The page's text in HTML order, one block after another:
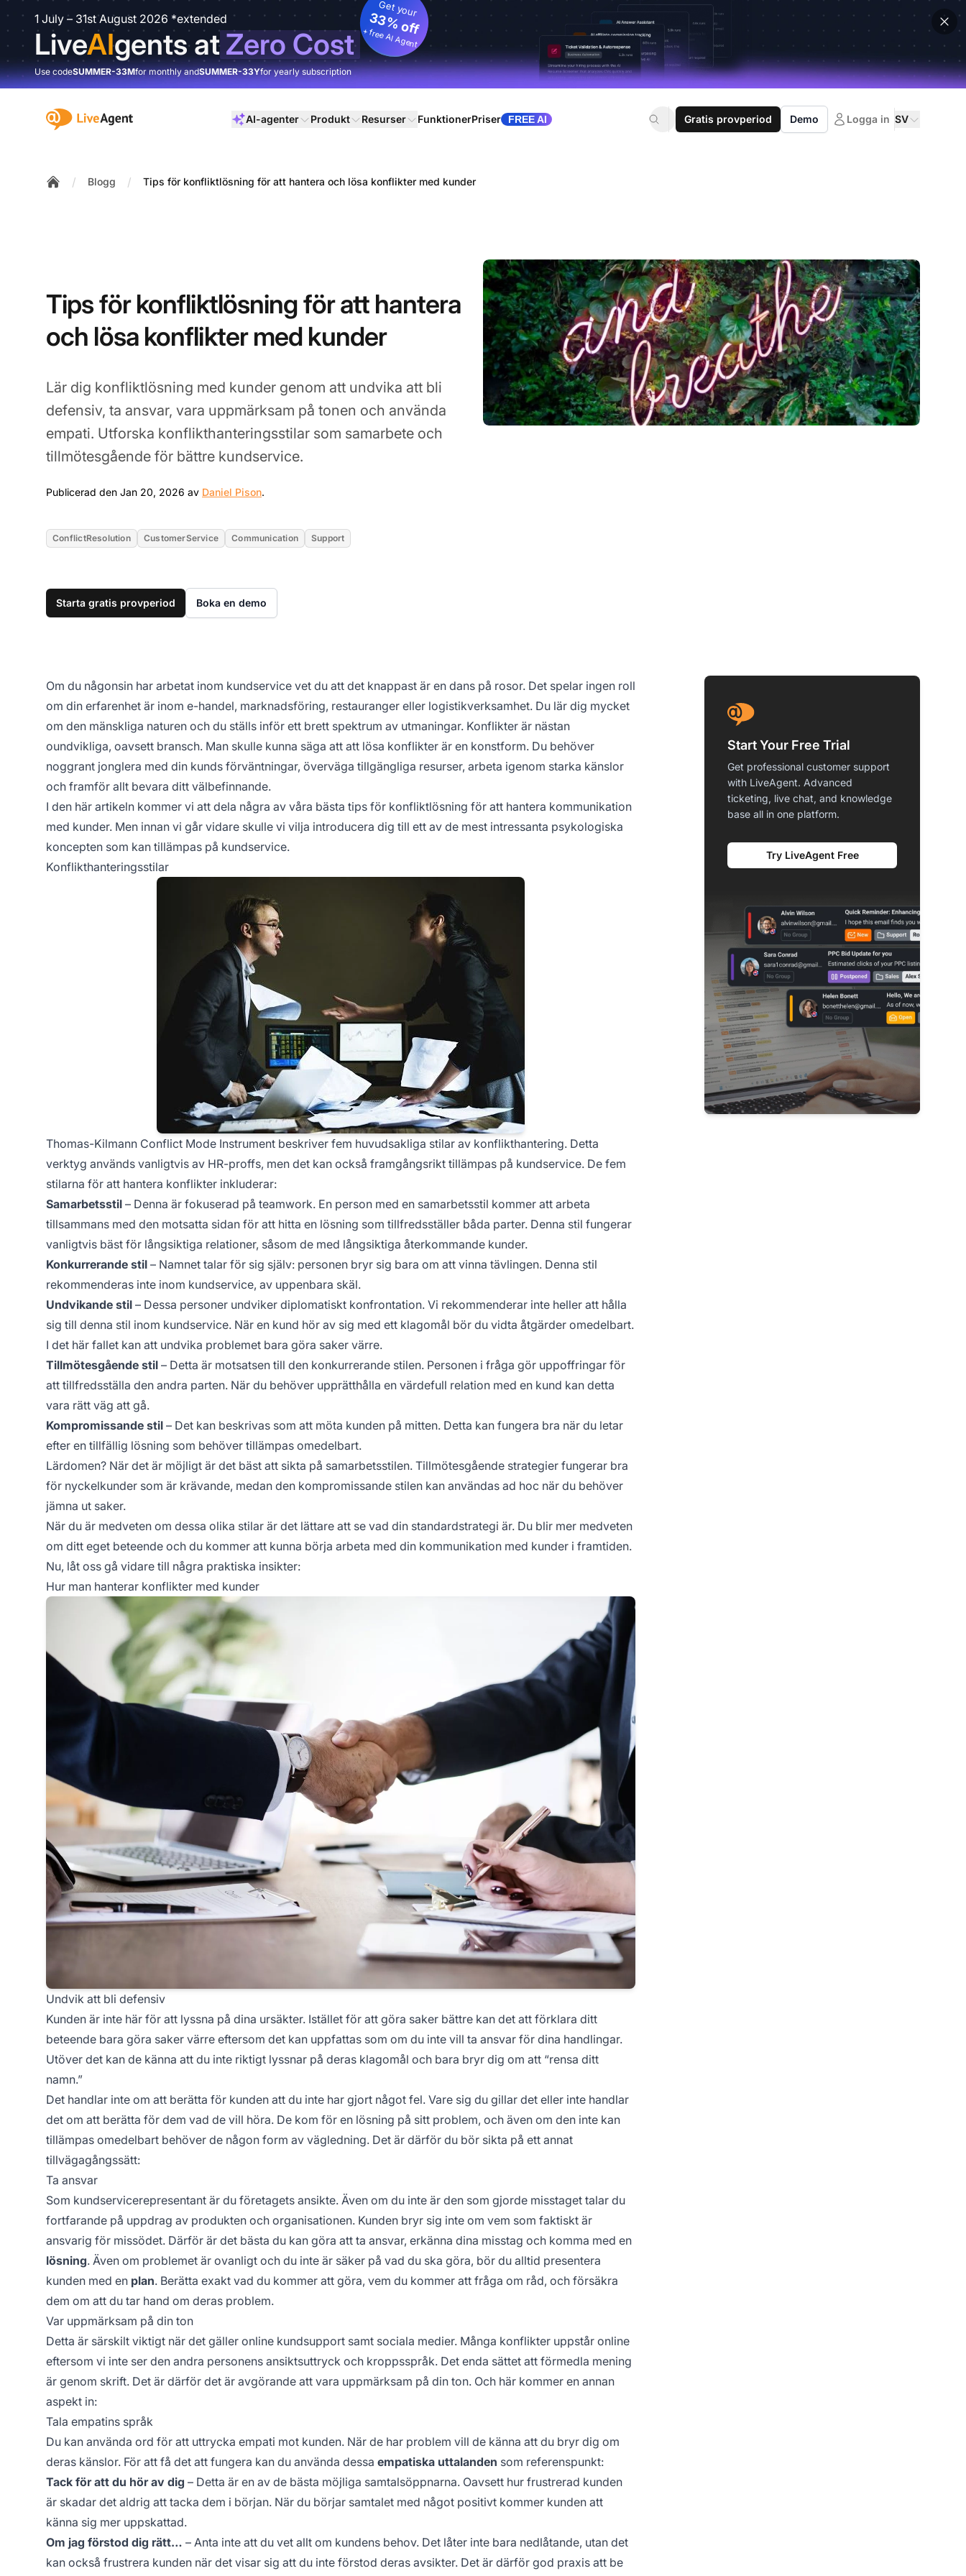
1 July – 31st August 2026 *extended
LiveAIgents atZero Cost
Get your
33% off
+ free AI Agent
Use codeSUMMER-33Mfor monthly andSUMMER-33Yfor yearly subscription
:site.title AI-agenter Produkt Resurser FunktionerPriser FREE AI Gratis provperiod Demo Logga in SV
/ Blogg / Tips för konfliktlösning för att hantera och lösa konflikter med kunder
Tips för konfliktlösning för att hantera
och lösa konflikter med kunder
Lär dig konfliktlösning med kunder genom att undvika att bli
defensiv, ta ansvar, vara uppmärksam på tonen och använda
empati. Utforska konflikthanteringsstilar som samarbete och
tillmötesgående för bättre kundservice.
Publicerad den Jan 20, 2026 av Daniel Pison.
ConflictResolution CustomerService Communication Support
Starta gratis provperiod Boka en demo
Om du någonsin har arbetat inom kundservice vet du att det knappast är en dans på rosor. Det spelar ingen roll
om din erfarenhet är inom e-handel, marknadsföring, restauranger eller logistikverksamhet. Du lär dig mycket
om den mänskliga naturen och du ställs inför ett brett spektrum av utmaningar. Konflikter är nästan
oundvikliga, oavsett bransch. Man skulle kunna säga att att lösa konflikter är en konstform. Du behöver
noggrant jonglera med din kunds förväntningar, överväga tillgängliga resurser, arbeta igenom starka känslor
och framför allt bevara ditt välbefinnande.
I den här artikeln kommer vi att dela några av våra bästa tips för konfliktlösning för att hantera kommunikation
med kunder. Men innan vi går vidare skulle vi vilja introducera dig till ett av de mest intressanta psykologiska
koncepten som kan tillämpas på kundservice.
Konflikthanteringsstilar
Thomas-Kilmann Conflict Mode Instrument beskriver fem huvudsakliga stilar av konflikthantering. Detta
verktyg används vanligtvis av HR-proffs, men det kan också framgångsrikt tillämpas på kundservice. De fem
stilarna för att hantera konflikter inkluderar:
Samarbetsstil – Denna är fokuserad på teamwork. En person med en samarbetsstil kommer att arbeta
tillsammans med den motsatta sidan för att hitta en lösning som tillfredsställer båda parter. Denna stil fungerar
vanligtvis bäst för långsiktiga relationer, såsom de med långsiktiga återkommande kunder.
Konkurrerande stil – Namnet talar för sig själv: personen bryr sig bara om att vinna tävlingen. Denna stil
rekommenderas inte inom kundservice, av uppenbara skäl.
Undvikande stil – Dessa personer undviker diplomatiskt konfrontation. Vi rekommenderar inte heller att hålla
sig till denna stil inom kundservice. När en kund hör av sig med ett klagomål bör du vidta åtgärder omedelbart.
I det här fallet kan att undvika problemet bara göra saker värre.
Tillmötesgående stil – Detta är motsatsen till den konkurrerande stilen. Personen i fråga gör uppoffringar för
att tillfredsställa den andra parten. När du behöver upprätthålla en värdefull relation med en kund kan detta
vara rätt väg att gå.
Kompromissande stil – Det kan beskrivas som att möta kunden på mitten. Detta kan fungera bra när du letar
efter en tillfällig lösning som behöver tillämpas omedelbart.
Lärdomen? När det är möjligt är det bäst att sikta på samarbetsstilen. Tillmötesgående strategier fungerar bra
för nyckelkunder som är krävande, medan den kompromissande stilen kan användas ad hoc när du behöver
jämna ut saker.
När du är medveten om dessa olika stilar är det lättare att se vad din standardstrategi är. Du blir mer medveten
om ditt eget beteende och du kommer att kunna börja arbeta med din kommunikation med kunder i framtiden.
Nu, låt oss gå vidare till några praktiska insikter:
Hur man hanterar konflikter med kunder
Undvik att bli defensiv
Kunden är inte här för att lyssna på dina ursäkter. Istället för att göra saker bättre kan det att förklara ditt
beteende bara göra saker värre eftersom det kan uppfattas som om du inte vill ta ansvar för dina handlingar.
Utöver det kan de känna att du inte riktigt lyssnar på deras klagomål och bara bryr dig om att “rensa ditt
namn.”
Det handlar inte om att berätta för kunden att du inte har gjort något fel. Vare sig du gillar det eller inte handlar
det om att berätta för dem vad de vill höra. De kom för en lösning på sitt problem, och även om den inte kan
tillämpas omedelbart behöver de någon form av vägledning. Det är därför du bör sikta på ett annat
tillvägagångssätt:
Ta ansvar
Som kundservicerepresentant är du företagets ansikte. Även om du inte är den som gjorde misstaget talar du
fortfarande på uppdrag av produkten och organisationen. Kunden bryr sig inte om vem som faktiskt är
ansvarig för missödet. Därför är det bästa du kan göra att ta ansvar, erkänna dina misstag och komma med en
lösning. Även om problemet är ovanligt och du inte är säker på vad du ska göra, bör du alltid presentera
kunden med en plan. Berätta exakt vad du kommer att göra, vem du kommer att fråga om råd, och försäkra
dem om att du tar hand om deras problem.
Var uppmärksam på din ton
Detta är särskilt viktigt när det gäller online kundsupport samt sociala medier. Många konflikter uppstår online
eftersom vi inte ser den andra personens ansiktsuttryck och kroppsspråk. Det enda sättet att förmedla mening
är genom skrift. Det är därför det är avgörande att vara uppmärksam på din ton. Och här kommer en annan
aspekt in:
Tala empatins språk
Du kan använda ord för att uttrycka empati mot kunden. När de har problem vill de känna att du bryr dig om
deras känslor. För att få det att fungera kan du använda dessa empatiska uttalanden som referenspunkt:
Tack för att du hör av dig – Detta är en av de bästa möjliga samtalsöppnarna. Oavsett hur frustrerad kunden
är skadar det aldrig att tacka dem i början. När du börjar samtalet med något positivt kommer kunden att
känna sig mer uppskattad.
Om jag förstod dig rätt… – Anta inte att du vet allt om kundens behov. Det låter inte bara nedlåtande, utan det
kan också frustrera kunden när det visar sig att du inte förstod deras avsikter. Det är därför god praxis att be
Start Your Free Trial
Get professional customer support
with LiveAgent. Advanced
ticketing, live chat, and knowledge
base all in one platform.
Try LiveAgent Free